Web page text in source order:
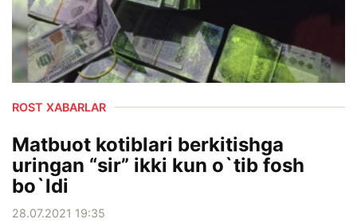
ROST XABARLAR
Matbuot kotiblari berkitishga
uringan “sir” ikki kun o`tib fosh
bo`ldi
28.07.2021 19:35